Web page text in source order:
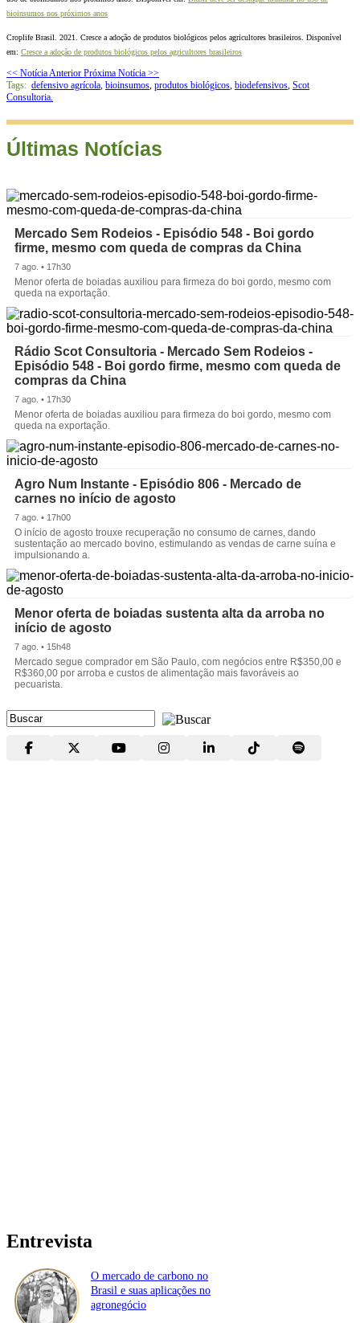
bioinsumos nos próximos anos
Croplife Brasil. 2021. Cresce a adoção de produtos biológicos pelos agricultores brasileiros. Disponível
em: Cresce a adoção de produtos biológicos pelos agricultores brasileiros
<< Notícia Anterior Próxima Notícia >>
Tags: defensivo agrícola bioinsumos produtos biológicos biodefensivos Scot
Consultoria.
Últimas Notícias
Mercado Sem Rodeios - Episódio 548 - Boi gordo
firme, mesmo com queda de compras da China
7 ago. • 17h30
Menor oferta de boiadas auxiliou para firmeza do boi gordo, mesmo com
queda na exportação.
Rádio Scot Consultoria - Mercado Sem Rodeios -
Episódio 548 - Boi gordo firme, mesmo com queda de
compras da China
7 ago. • 17h30
Menor oferta de boiadas auxiliou para firmeza do boi gordo, mesmo com
queda na exportação.
Agro Num Instante - Episódio 806 - Mercado de
carnes no início de agosto
7 ago. • 17h00
O início de agosto trouxe recuperação no consumo de carnes, dando
sustentação ao mercado bovino, estimulando as vendas de carne suína e
impulsionando a.
Menor oferta de boiadas sustenta alta da arroba no
início de agosto
7 ago. • 15h48
Mercado segue comprador em São Paulo, com negócios entre R$350,00 e
R$360,00 por arroba e custos de alimentação mais favoráveis ao
pecuarista.
Entrevista
O mercado de carbono no
Brasil e suas aplicações no
agronegócio